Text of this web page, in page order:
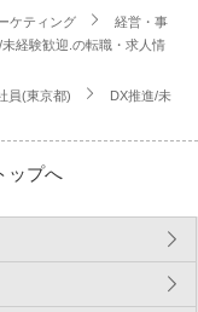
ケティング
経営・事
未経験歓迎.の転職・求人情
員(東京都)
DX推進/未
ップへ